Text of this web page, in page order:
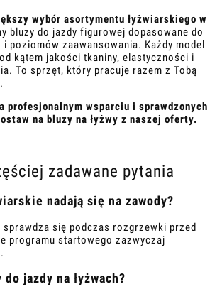
wybór asortymentu łyżwiarskiego w
bluzy do jazdy figurowej dopasowane do
poziomów zaawansowania. Każdy model
kątem jakości tkaniny, elastyczności i
To sprzęt, który pracuje razem z Tobą
profesjonalnym wsparciu i sprawdzonych
na bluzy na łyżwy z naszej oferty.
zadawane pytania
nadają się na zawody?
sprawdza się podczas rozgrzewki przed
programu startowego zazwyczaj
jazdy na łyżwach?